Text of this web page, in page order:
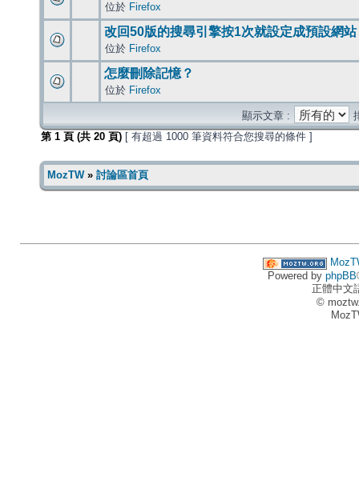
位於 Firefox
改回50版的搜尋引擎按1次就設定成預設網站
位於 Firefox
怎麼刪除記憶？
位於 Firefox
顯示文章 :
第 1 頁 (共 20 頁) [ 有超過 1000 筆資料符合您搜尋的條件 ]
MozTW» 討論區首頁
Powered by phpBB
正體中文
©